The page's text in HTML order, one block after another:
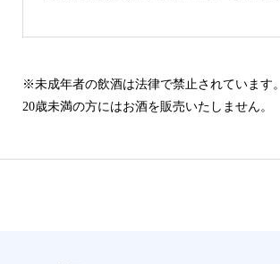
※未成年者の飲酒は法律で禁止されています。
20歳未満の方にはお酒を販売いたしません。